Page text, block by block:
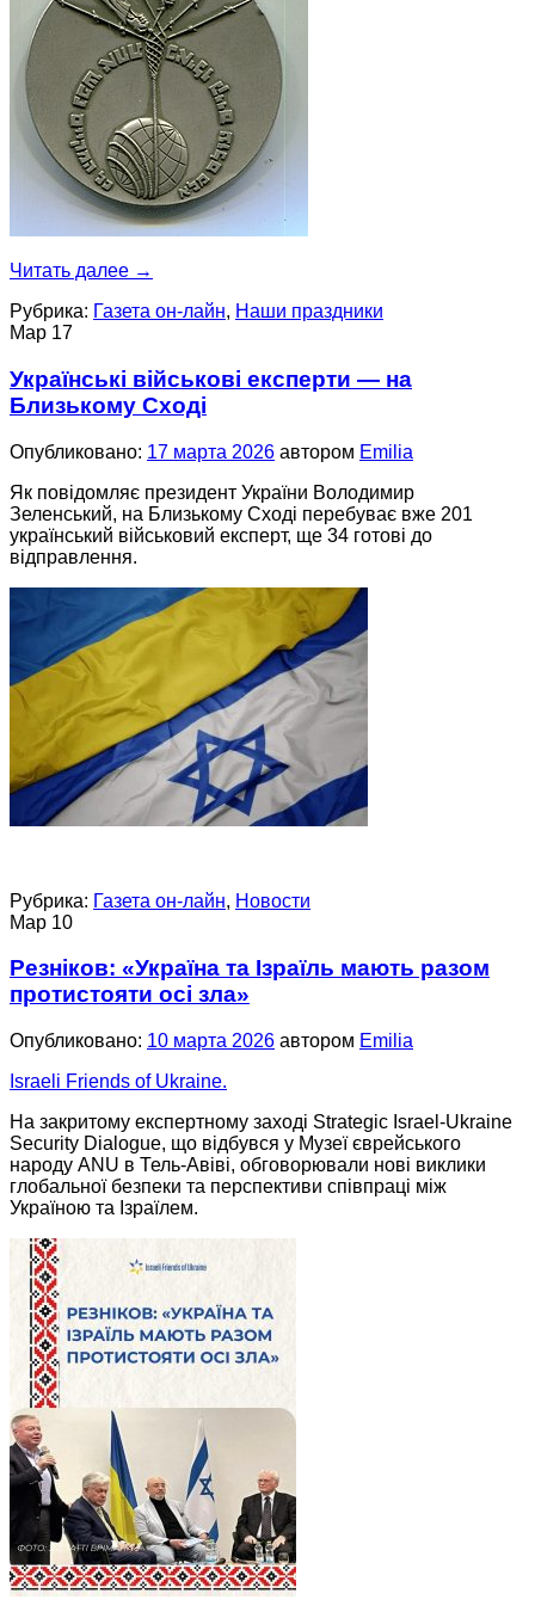
Читать далее →
Рубрика: Газета он-лайн, Наши праздники
Мар 17
Українські військові експерти — на
Близькому Сході
Опубликовано: 17 марта 2026 автором Emilia
Як повідомляє президент України Володимир
Зеленський, на Близькому Сході перебуває вже 201
український військовий експерт, ще 34 готові до
відправлення.
Рубрика: Газета он-лайн, Новости
Мар 10
Резніков: «Україна та Ізраїль мають разом
протистояти осі зла»
Опубликовано: 10 марта 2026 автором Emilia
Israeli Friends of Ukraine.
На закритому експертному заході Strategic Israel-Ukraine
Security Dialogue, що відбувся у Музеї єврейського
народу ANU в Тель-Авіві, обговорювали нові виклики
глобальної безпеки та перспективи співпраці між
Україною та Ізраїлем.